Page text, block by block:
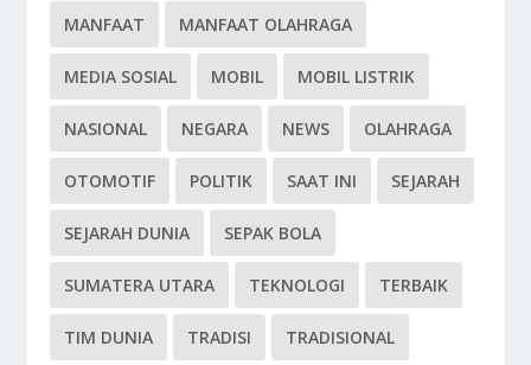
MANFAAT MANFAAT OLAHRAGA
MEDIA SOSIAL MOBIL MOBIL LISTRIK
NASIONAL NEGARA NEWS OLAHRAGA
OTOMOTIF POLITIK SAAT INI SEJARAH
SEJARAH DUNIA SEPAK BOLA
SUMATERA UTARA TEKNOLOGI TERBAIK
TIM DUNIA TRADISI TRADISIONAL